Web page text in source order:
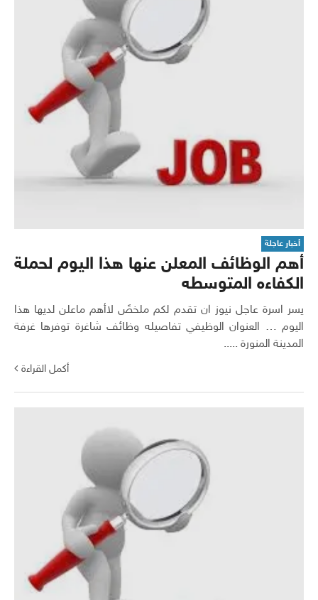
أخبار عاجلة
أهم الوظائف المعلن عنها هذا اليوم لحملة
الكفاءه المتوسطه
يسر اسرة عاجل نيوز ان تقدم لكم ملخصً لاأهم ماعلن لديها هذا
اليوم … العنوان الوظيفي تفاصيله وظائف شاغرة توفرها غرفة
المدينة المنورة .....
أكمل القراءة